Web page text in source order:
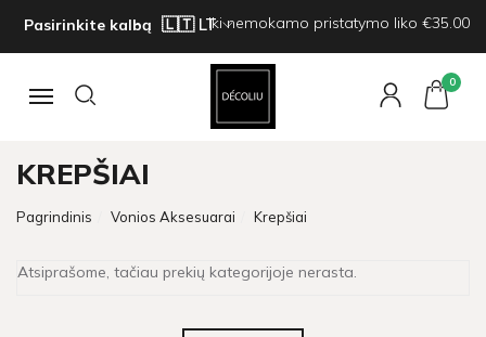
Pasirinkite kalbą Iki nemokamo pristatymo liko €35.00
Navigacija
0
KREPŠIAI
Pagrindinis Vonios Aksesuarai Krepšiai
Atsiprašome, tačiau prekių kategorijoje nerasta.